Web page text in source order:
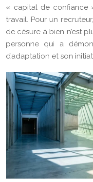
« capital de confiance
travail. Pour un
de césure à bien n’est
personne qui a
d’adaptation et son